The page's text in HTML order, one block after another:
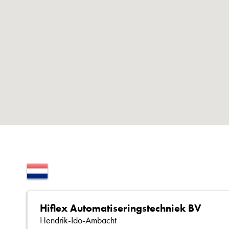
Hiflex Automatiseringstechniek BV
Hendrik-Ido-Ambacht